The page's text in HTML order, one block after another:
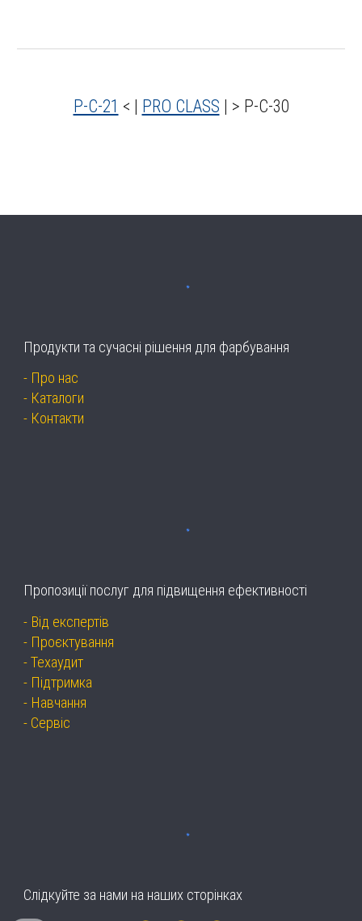
P-C-21 < | PRO CLASS | > P-C-30
Продукти та сучасні рішення для фарбування
- Про нас
- Каталоги
- Контакти
Пропозиції послуг для підвищення ефективності
- Від експертів
- Проєктування
-Техаудит
- Підтримка
- Навчання
- Сервіс
Слідкуйте за нами на наших сторінках